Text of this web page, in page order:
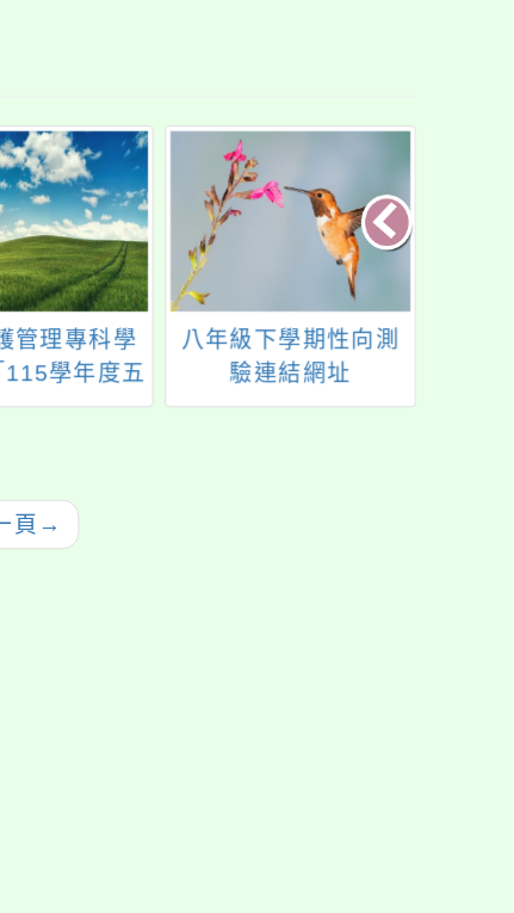
管理專科學
115學年度五
學線上說明
八年級下學期性向測
驗連結網址
頁 →